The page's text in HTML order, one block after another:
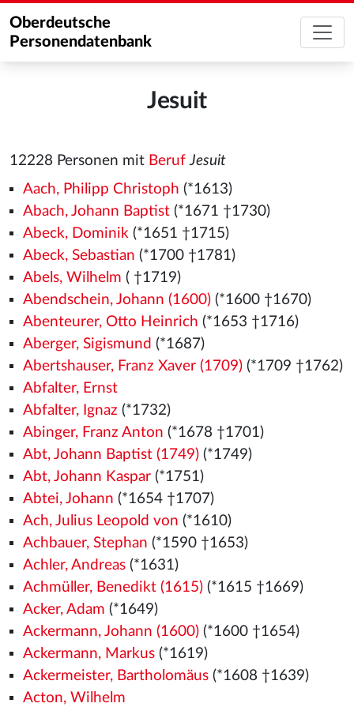
Oberdeutsche
Personendatenbank
Jesuit
12228 Personen mit Beruf Jesuit
Aach, Philipp Christoph (*1613)
Abach, Johann Baptist(*1671 †1730)
Abeck, Dominik(*1651 †1715)
Abeck, Sebastian (*1700 †1781)
Abels, Wilhelm ( †1719)
Abendschein, Johann (1600)(*1600 †1670)
Abenteurer, Otto Heinrich (*1653 †1716)
Aberger, Sigismund (*1687)
Abertshauser, Franz Xaver (1709)(*1709 †1762)
Abfalter, Ernst
Abfalter, Ignaz (*1732)
Abinger, Franz Anton (*1678 †1701)
Abt, Johann Baptist (1749)(*1749)
Abt, Johann Kaspar(*1751)
Abtei, Johann (*1654 †1707)
Ach, Julius Leopold von (*1610)
Achbauer, Stephan (*1590 †1653)
Achler, Andreas(*1631)
Achmüller, Benedikt (1615)(*1615 †1669)
Acker, Adam (*1649)
Ackermann, Johann (1600)(*1600 †1654)
Ackermann, Markus(*1619)
Ackermeister, Bartholomäus(*1608 †1639)
Acton, Wilhelm